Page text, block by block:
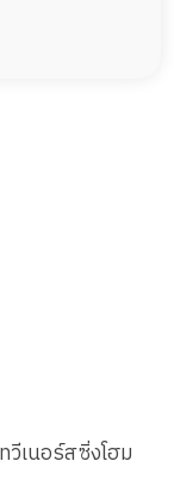
เนอร์สซิ่งโฮม